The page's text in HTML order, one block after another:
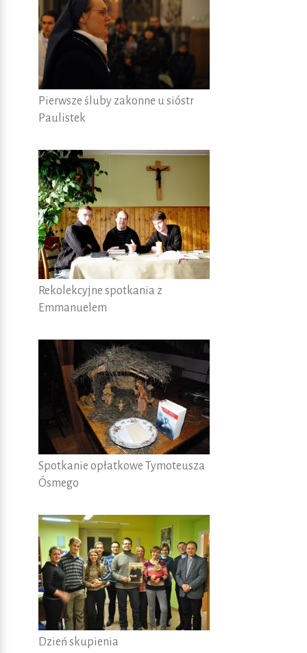
Pierwsze śluby zakonne u sióstr
Paulistek
Rekolekcyjne spotkania z
Emmanuelem
Spotkanie opłatkowe Tymoteusza
Ósmego
Dzień skupienia